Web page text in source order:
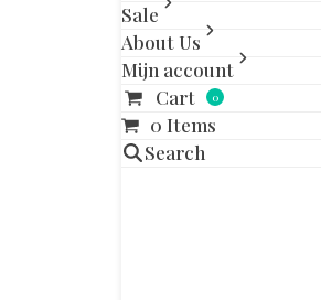
Sale
About Us
Mijn account
Cart
0
0 Items
Search
QUIKSILVER